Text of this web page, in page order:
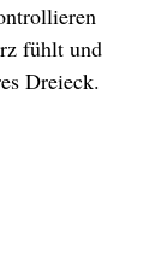
fühlt und
Dreieck.